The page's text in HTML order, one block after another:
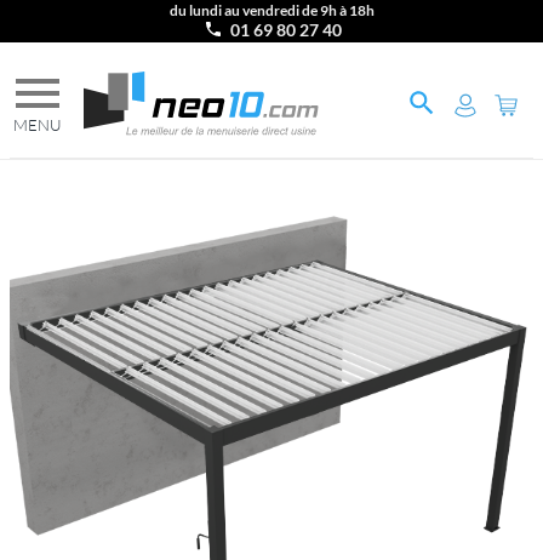
du lundi au vendredi de 9h à 18h
01 69 80 27 40